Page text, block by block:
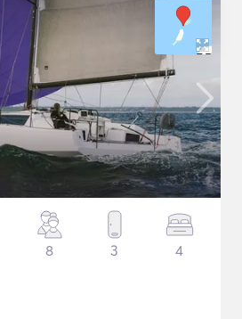
8 3 4